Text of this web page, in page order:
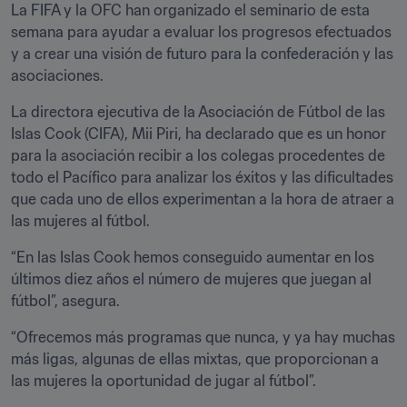
La FIFA y la OFC han organizado el seminario de esta
semana para ayudar a evaluar los progresos efectuados
y a crear una visión de futuro para la confederación y las
asociaciones.
La directora ejecutiva de la Asociación de Fútbol de las
Islas Cook (CIFA), Mii Piri, ha declarado que es un honor
para la asociación recibir a los colegas procedentes de
todo el Pacífico para analizar los éxitos y las dificultades
que cada uno de ellos experimentan a la hora de atraer a
las mujeres al fútbol.
“En las Islas Cook hemos conseguido aumentar en los
últimos diez años el número de mujeres que juegan al
fútbol”, asegura.
“Ofrecemos más programas que nunca, y ya hay muchas
más ligas, algunas de ellas mixtas, que proporcionan a
las mujeres la oportunidad de jugar al fútbol”.